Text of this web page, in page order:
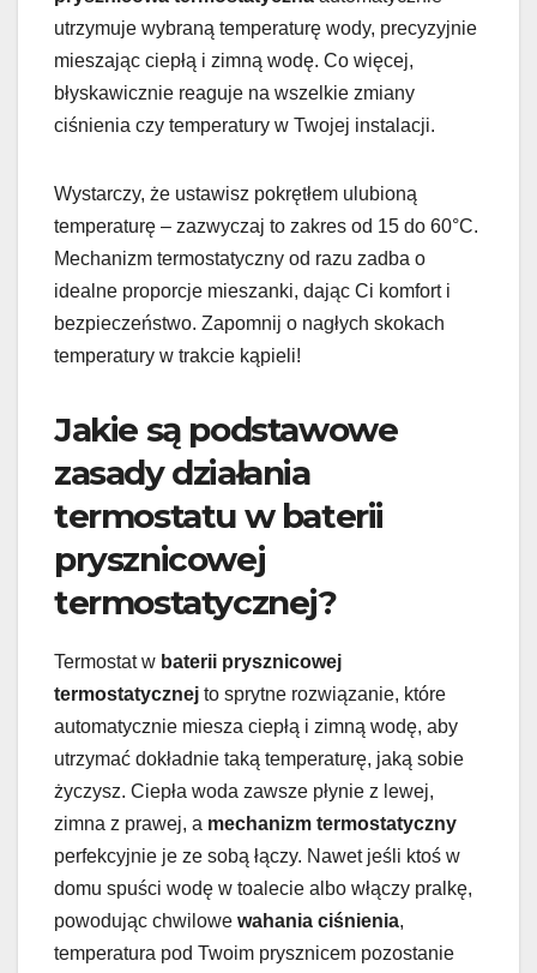
utrzymuje wybraną temperaturę wody, precyzyjnie
mieszając ciepłą i zimną wodę. Co więcej,
błyskawicznie reaguje na wszelkie zmiany
ciśnienia czy temperatury w Twojej instalacji.
Wystarczy, że ustawisz pokrętłem ulubioną
temperaturę – zazwyczaj to zakres od 15 do 60°C.
Mechanizm termostatyczny od razu zadba o
idealne proporcje mieszanki, dając Ci komfort i
bezpieczeństwo. Zapomnij o nagłych skokach
temperatury w trakcie kąpieli!
Jakie są podstawowe
zasady działania
termostatu w baterii
prysznicowej
termostatycznej?
Termostat w baterii prysznicowej
termostatycznej to sprytne rozwiązanie, które
automatycznie miesza ciepłą i zimną wodę, aby
utrzymać dokładnie taką temperaturę, jaką sobie
życzysz. Ciepła woda zawsze płynie z lewej,
zimna z prawej, a mechanizm termostatyczny
perfekcyjnie je ze sobą łączy. Nawet jeśli ktoś w
domu spuści wodę w toalecie albo włączy pralkę,
powodując chwilowe wahania ciśnienia,
temperatura pod Twoim prysznicem pozostanie